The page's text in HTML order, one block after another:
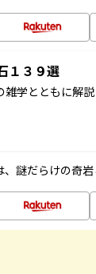
１３９選
雑学とともに解説
謎だらけの奇岩